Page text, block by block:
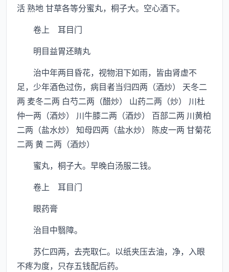
活 熟地 甘草各等分蜜丸，桐子大。空心酒下。
卷上 耳目门
明目益胃还睛丸
治中年两目昏花，视物泪下如雨，皆由肾虚不
足，少年酒色过伤，病目者当归四两（酒炒） 天冬二
两 麦冬二两 白芍二两（醋炒） 山药二两（炒） 川杜
仲一两（酒炒） 川牛膝二两（酒炒） 百部二两 川黄柏
二两（盐水炒） 知母四两（盐水炒） 陈皮一两 甘菊花
二两 黄 二两（酒炒）
蜜丸，桐子大。早晚白汤服二钱。
卷上 耳目门
眼药膏
治目中翳障。
苏仁四两，去壳取仁。以纸夹压去油，净，入眼
不疼为度，只存五钱配后药。